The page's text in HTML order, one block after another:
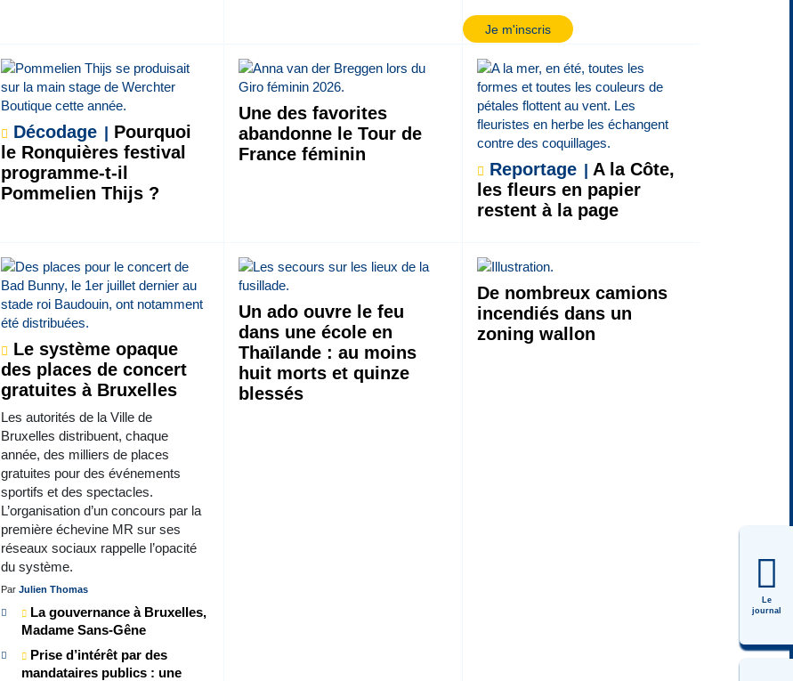
Le
journal
Je m'inscris
Décodage
Pourquoi
le Ronquières festival
programme-t-il
Pommelien Thijs ?
Une des favorites
abandonne le Tour de
France féminin
Reportage
A la Côte,
les fleurs en papier
restent à la page
Le système opaque
des places de concert
gratuites à Bruxelles
Les autorités de la Ville de
Bruxelles distribuent, chaque
année, des milliers de places
gratuites pour des événements
sportifs et des spectacles.
L’organisation d’un concours par la
première échevine MR sur ses
réseaux sociaux rappelle l’opacité
du système.
Par Julien Thomas
La gouvernance à Bruxelles,
Madame Sans-Gêne
Prise d’intérêt par des
mandataires publics : une
Un ado ouvre le feu
dans une école en
Thaïlande : au moins
huit morts et quinze
blessés
De nombreux camions
incendiés dans un
zoning wallon